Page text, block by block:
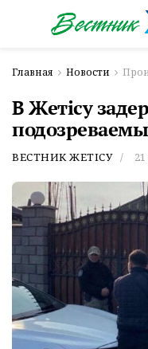
Главная Новости
В Жетісу
ВЕСТНИК ЖЕТІСУ